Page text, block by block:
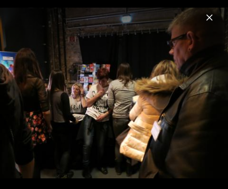
Menu
R5
Home News Musik Videos Fotos Biografie
Pressefotos 2015